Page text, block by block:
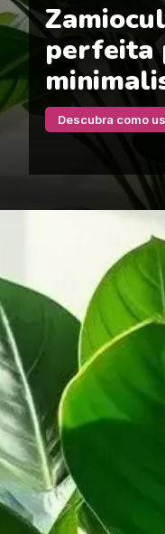
perfeita
Descubra como